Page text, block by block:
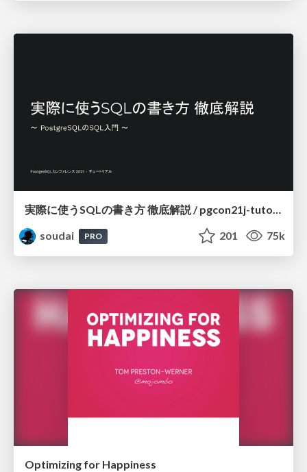
実際に使うSQLの書き方 徹底解説 / pgcon21j-tutorial
soudai
PRO 201 75k
Optimizing for Happiness